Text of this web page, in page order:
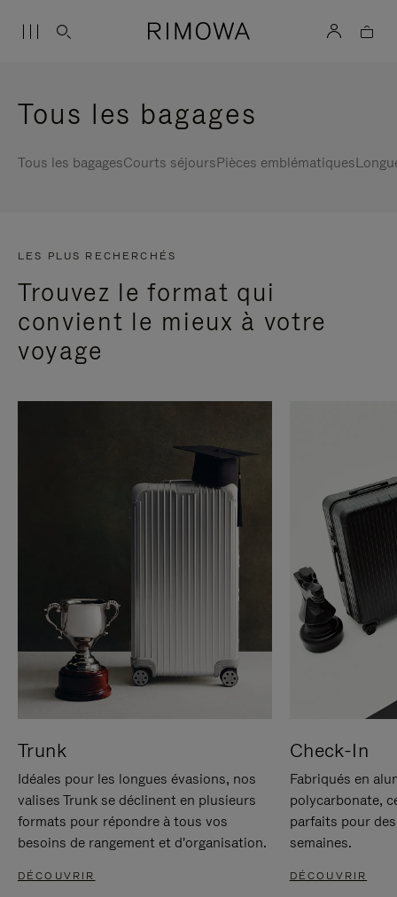
Tous les bagages
Tous les bagagesCourts séjoursPièces emblématiques
LES PLUS RECHERCHÉS
Trouvez le format qui
convient le mieux à votre
voyage
Trunk
Idéales pour les longues évasions, nos
valises Trunk se déclinent en plusieurs
formats pour répondre à tous vos
besoins de rangement et d'organisation.
DÉCOUVRIR
Check-In
Fabriqués en
polycarbonate,
parfaits pour
semaines.
DÉCOUVRIR